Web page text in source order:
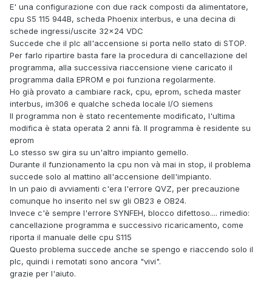
E' una configurazione con due rack composti da alimentatore,
cpu S5 115 944B, scheda Phoenix interbus, e una decina di
schede ingressi/uscite 32x24 VDC
Succede che il plc all'accensione si porta nello stato di STOP.
Per farlo ripartire basta fare la procedura di cancellazione del
programma, alla successiva riaccensione viene caricato il
programma dalla EPROM e poi funziona regolarmente.
Ho già provato a cambiare rack, cpu, eprom, scheda master
interbus, im306 e qualche scheda locale I/O siemens
Il programma non è stato recentemente modificato, l'ultima
modifica è stata operata 2 anni fà. Il programma è residente su
eprom
Lo stesso sw gira su un'altro impianto gemello.
Durante il funzionamento la cpu non và mai in stop, il problema
succede solo al mattino all'accensione dell'impianto.
In un paio di avviamenti c'era l'errore QVZ, per precauzione
comunque ho inserito nel sw gli OB23 e OB24.
Invece c'è sempre l'errore SYNFEH, blocco difettoso.... rimedio:
cancellazione programma e successivo ricaricamento, come
riporta il manuale delle cpu S115
Questo problema succede anche se spengo e riaccendo solo il
plc, quindi i remotati sono ancora "vivi".
grazie per l'aiuto.